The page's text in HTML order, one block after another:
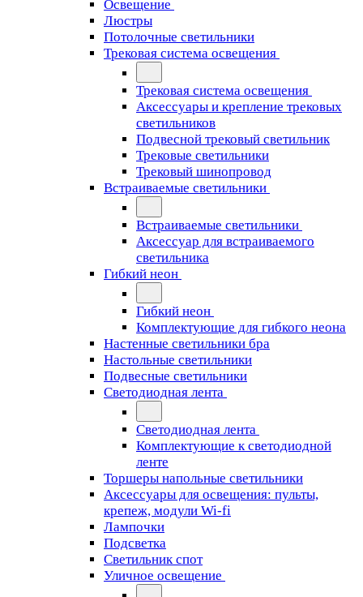
Освещение
Люстры
Потолочные светильники
Трековая система освещения
Трековая система освещения
Аксессуары и крепление трековых
светильников
Подвесной трековый светильник
Трековые светильники
Трековый шинопровод
Встраиваемые светильники
Встраиваемые светильники
Аксессуар для встраиваемого
светильника
Гибкий неон
Гибкий неон
Комплектующие для гибкого неона
Настенные светильники бра
Настольные светильники
Подвесные светильники
Светодиодная лента
Светодиодная лента
Комплектующие к светодиодной
ленте
Торшеры напольные светильники
Аксессуары для освещения: пульты,
крепеж, модули Wi-fi
Лампочки
Подсветка
Светильник спот
Уличное освещение